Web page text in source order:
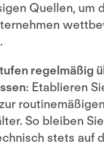
Quellen, um
regelmäßig
: Etablieren
So bleiben Sie
stets auf